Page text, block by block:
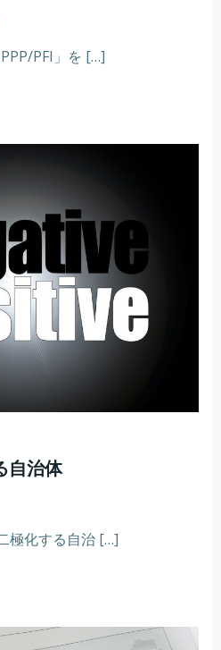
PFI」を […]
自治体
極化する自治 […]